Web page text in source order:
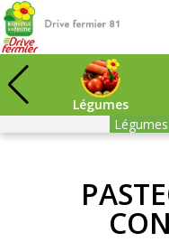
Tarn
Légumes